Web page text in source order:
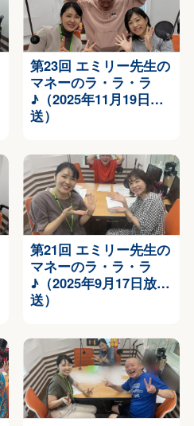
第23回 エミリー先生の
マネーのラ・ラ・ラ
♪（2025年11月19日放
送）
第21回 エミリー先生の
マネーのラ・ラ・ラ
♪（2025年9月17日放
送）